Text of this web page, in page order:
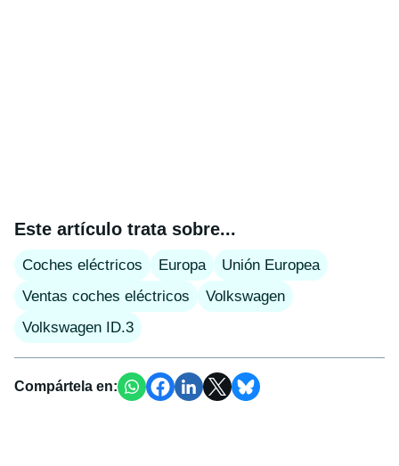
Este artículo trata sobre...
Coches eléctricos Europa
Unión Europea
Ventas coches eléctricos
Volkswagen
Volkswagen ID.3
Compártela en: